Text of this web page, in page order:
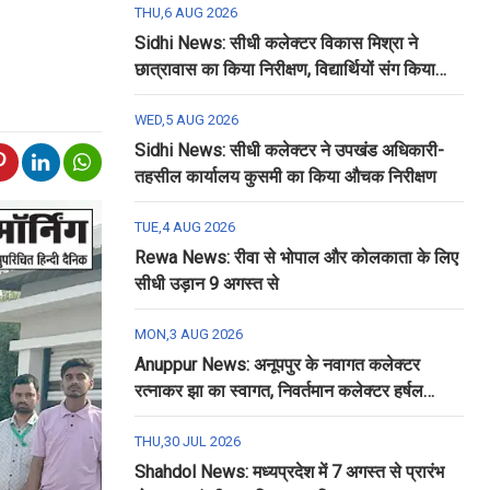
THU,6 AUG 2026
Sidhi News: सीधी कलेक्टर विकास मिश्रा ने
छात्रावास का किया निरीक्षण, विद्यार्थियों संग किया
रात्रि भोजन
WED,5 AUG 2026
Sidhi News: सीधी कलेक्टर ने उपखंड अधिकारी-
तहसील कार्यालय कुसमी का किया औचक निरीक्षण
TUE,4 AUG 2026
Rewa News: रीवा से भोपाल और कोलकाता के लिए
सीधी उड़ान 9 अगस्त से
MON,3 AUG 2026
Anuppur News: अनूपपुर के नवागत कलेक्टर
रत्नाकर झा का स्वागत, निवर्तमान कलेक्टर हर्षल
पंचोली को दी गई विदाई
THU,30 JUL 2026
Shahdol News: मध्यप्रदेश में 7 अगस्त से प्रारंभ